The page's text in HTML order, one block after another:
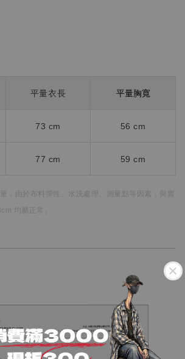
平量衣長 平量胸寬
73 cm 56 cm
77 cm 59 cm
， 由於布料彈性、水洗處理、測量點等因素，
與實
均屬正常。